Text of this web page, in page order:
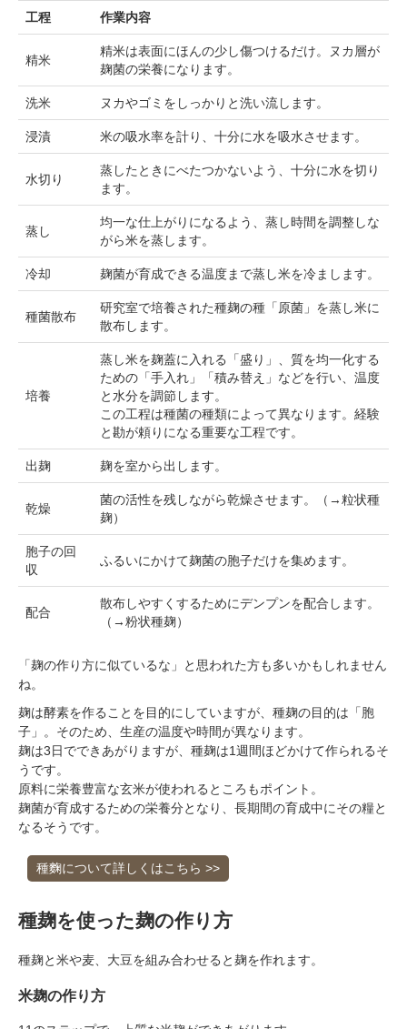
工程 作業内容
精米
精米は表面にほんの少し傷つけるだけ。ヌカ層が
麹菌の栄養になります。
洗米 ヌカやゴミをしっかりと洗い流します。
浸漬 米の吸水率を計り、十分に水を吸水させます。
水切り
蒸したときにべたつかないよう、十分に水を切り
ます。
蒸し
均一な仕上がりになるよう、蒸し時間を調整しな
がら米を蒸します。
冷却 麹菌が育成できる温度まで蒸し米を冷まします。
種菌散布
研究室で培養された種麹の種「原菌」を蒸し米に
散布します。
培養
蒸し米を麹蓋に入れる「盛り」、質を均一化する
ための「手入れ」「積み替え」などを行い、温度
と水分を調節します。
この工程は種菌の種類によって異なります。経験
と勘が頼りになる重要な工程です。
出麹 麹を室から出します。
乾燥
菌の活性を残しながら乾燥させます。（→粒状種
麹）
胞子の回
収
ふるいにかけて麹菌の胞子だけを集めます。
配合
散布しやすくするためにデンプンを配合します。
（→粉状種麹）
「麹の作り方に似ているな」と思われた方も多いかもしれません
ね。
麹は酵素を作ることを目的にしていますが、種麹の目的は「胞
子」。そのため、生産の温度や時間が異なります。
麹は3日でできあがりますが、種麹は1週間ほどかけて作られるそ
うです。
原料に栄養豊富な玄米が使われるところもポイント。
麹菌が育成するための栄養分となり、長期間の育成中にその糧と
なるそうです。
種麴について詳しくはこちら >>
種麹を使った麹の作り方
種麹と米や麦、大豆を組み合わせると麹を作れます。
米麹の作り方
新規会員様限定
今すぐ使える300 円OFFクーポン
会員登録ありがとうございます！
＼ ご登録の感謝を込めて ／
新規会員様限定特典クーポン
300円OFF
対象者：かわしま屋で初めてお買い物をされる方
利用条件：3,000円以上のお買い物でご利用いただけます
ご利用回数：お一人様1回限り